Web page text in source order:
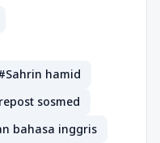
hamid
sosmed
bahasa inggris